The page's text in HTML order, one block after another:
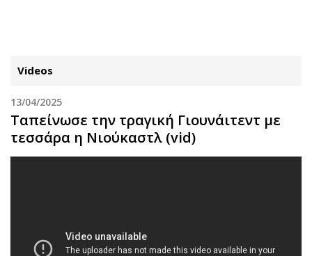
ΚΑΤΗΓΟΡΙΕΣ ΣΥΝΔΕΣΗ
Κύπρος
Εκλογές 2024
Απόψεις
Ενοικιάζονται
Videos
13/04/2025
Ταπείνωσε την τραγική Γιουνάιτεντ με
τεσσάρα η Νιούκαστλ (vid)